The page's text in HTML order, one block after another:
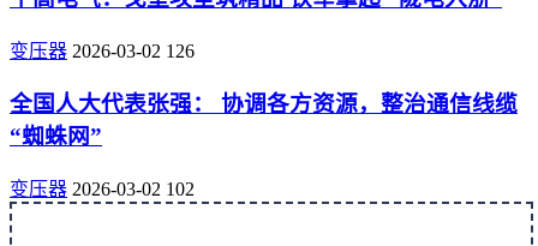
变压器 2026-03-02 126
全国人大代表张强： 协调各方资源，整治通信线缆
“蜘蛛网”
变压器 2026-03-02 102